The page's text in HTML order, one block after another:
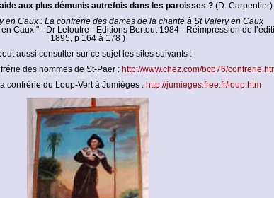
aux plus démunis autrefois dans les paroisses ? (D. Carpentier)
en Caux : La confrérie des dames de la charité à St Valery en Caux
Caux " - Dr Leloutre - Editions Bertout 1984 - Réimpression de
1895, p 164 à 178 )
aussi consulter sur ce sujet les sites suivants :
des hommes de St-Paër : http://www.chez.com/bcb76/
confrérie du Loup-Vert à Jumièges : http://jumieges.free.fr/loup.htm